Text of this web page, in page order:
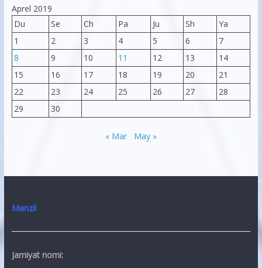
Aprel 2019
Du
Se Ch Pa Ju Sh
Ya
1
2 3 4 5 6
7
8
9 10 11 12 13
14
15
16 17 18 19 20
21
22
23 24 25 26 27
28
29
30
« Mar May »
Manzil
Jamiyat nomi: